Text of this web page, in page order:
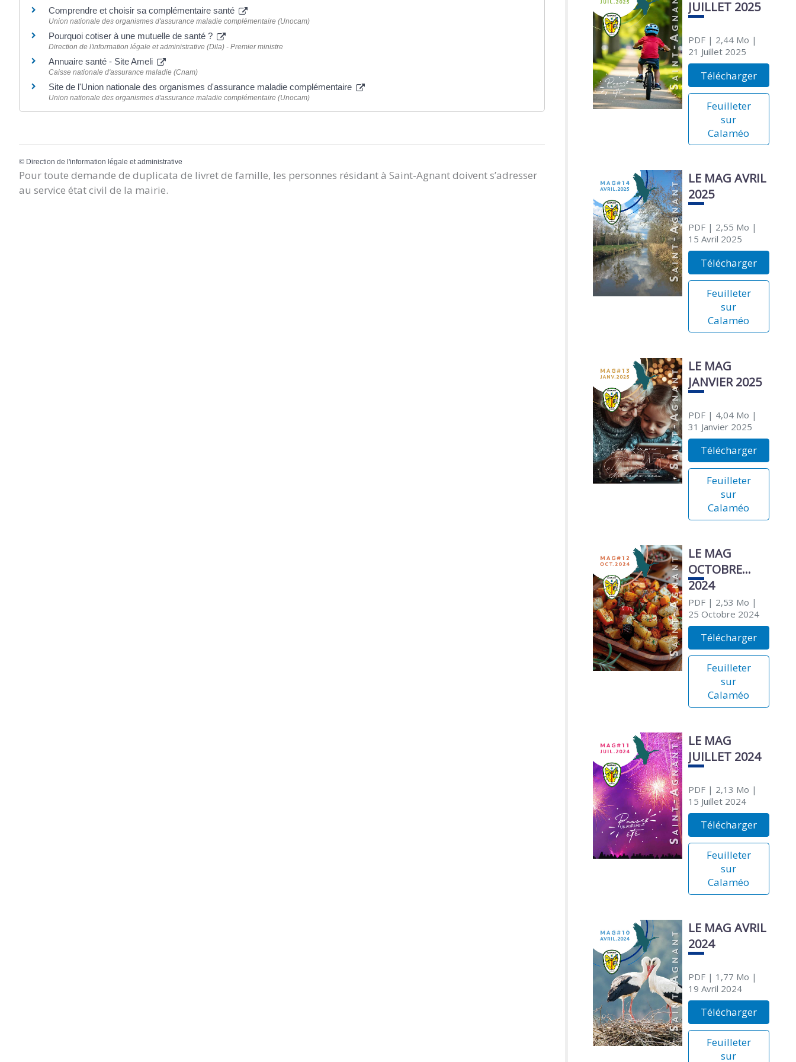
Comprendre et choisir sa complémentaire santé
Union nationale des organismes d'assurance maladie complémentaire (Unocam)
Pourquoi cotiser à une mutuelle de santé ?
Direction de l'information légale et administrative (Dila) - Premier ministre
Annuaire santé - Site Ameli
Caisse nationale d'assurance maladie (Cnam)
Site de l'Union nationale des organismes d'assurance maladie complémentaire
Union nationale des organismes d'assurance maladie complémentaire (Unocam)
© Direction de l'information légale et administrative
Pour toute demande de duplicata de livret de famille, les personnes résidant à Saint-Agnant doivent s’adresser
au service état civil de la mairie.
JUILLET 2025
PDF| 2,44 Mo |
21 Juillet 2025
Télécharger
Feuilleter
sur
Calaméo
LE MAG AVRIL
2025
PDF| 2,55 Mo |
15 Avril 2025
Télécharger
Feuilleter
sur
Calaméo
LE MAG
JANVIER 2025
PDF| 4,04 Mo |
31 Janvier 2025
Télécharger
Feuilleter
sur
Calaméo
LE MAG
OCTOBRE
2024
PDF| 2,53 Mo |
25 Octobre 2024
Télécharger
Feuilleter
sur
Calaméo
LE MAG
JUILLET 2024
PDF| 2,13 Mo |
15 Juillet 2024
Télécharger
Feuilleter
sur
Calaméo
LE MAG AVRIL
2024
PDF| 1,77 Mo |
19 Avril 2024
Télécharger
Feuilleter
sur